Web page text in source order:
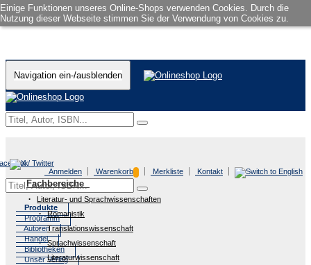
Einige Funktionen unseres Online-Shops verwenden Cookies. Durch die
Nutzung dieser Webseite stimmen Sie der Verwendung von Cookies zu.
Navigation ein-/ausblenden
Anmelden Warenkorb Merkliste Kontakt
Produkte
Programm
Autoren
Handel
Bibliotheken
Unser Verlag
Fachbereiche
Literatur- und Sprachwissenschaften
Romanistik
Translationswissenschaft
Sprachwissenschaft
Literaturwissenschaft